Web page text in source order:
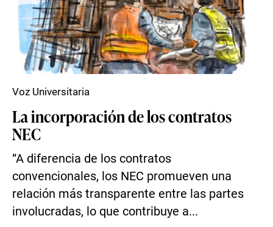
La incorporación de los contratos
NEC
“A diferencia de los contratos
convencionales, los NEC promueven una
relación más transparente entre las partes
involucradas, lo que contribuye a...
Voz Universitaria